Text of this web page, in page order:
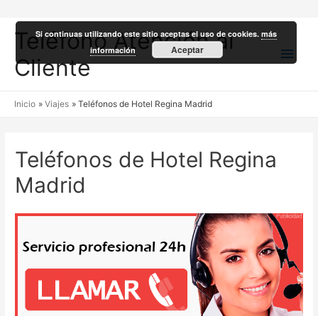
Teléfono Atención al
Cliente
Inicio Viajes Teléfonos de Hotel Regina Madrid
Teléfonos de Hotel Regina
Madrid
Si continuas utilizando este sitio aceptas el uso de cookies.más
información
Aceptar